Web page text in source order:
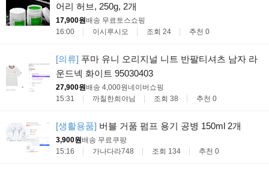
어리 허브, 250g, 2개
17,900원배송 무료토스쇼핑
16:00
이시루시오 조회 24 추천 0
[의류] 푸마 유니 오리지널 니트 반팔티셔츠 남자 라
운드넥 화이트 95030403
27,900원배송 4,000원네이버쇼핑
15:31
까칠한희야님 조회 38 추천 0
[생활용품] 버블 거품 펌프 용기 공병 150ml 2개
3,900원배송 무료쿠팡
15:16
가나다라748 조회 134 추천 0